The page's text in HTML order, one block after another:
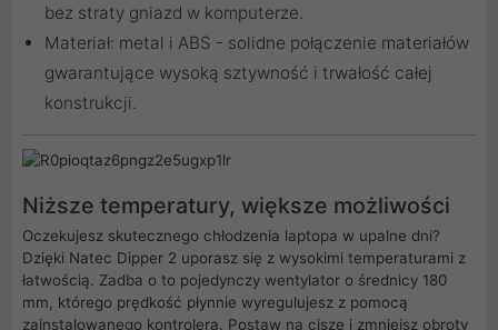
bez straty gniazd w komputerze.
Materiał: metal i ABS - solidne połączenie materiałów
gwarantujące wysoką sztywność i trwałość całej
konstrukcji.
Niższe temperatury, większe możliwości
Oczekujesz skutecznego chłodzenia laptopa w upalne dni?
Dzięki Natec Dipper 2 uporasz się z wysokimi temperaturami z
łatwością. Zadba o to pojedynczy wentylator o średnicy 180
mm, którego prędkość płynnie wyregulujesz z pomocą
zainstalowanego kontrolera. Postaw na ciszę i zmniejsz obroty